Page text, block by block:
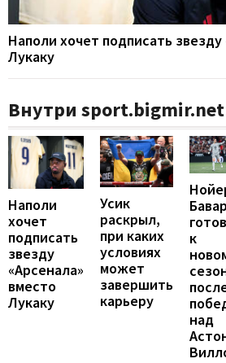
Наполи хочет подписать
Лукаку
Внутри sport.bigmir.net
Наполи
хочет
подписать
звезду
«Арсенала»
вместо
Лукаку
Усик
раскрыл,
при каких
условиях
может
завершить
карьеру
к
над